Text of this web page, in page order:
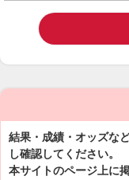
結果・成績・オッズな
し確認してください。
本サイトのページ上に